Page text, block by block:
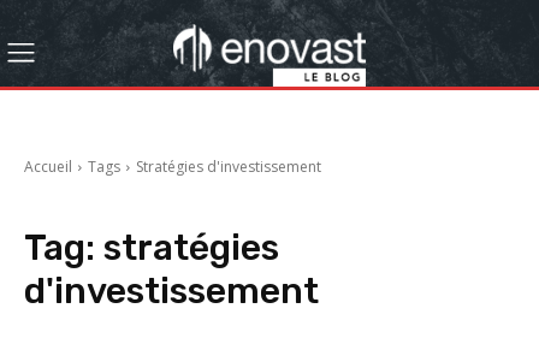
Accueil Tags Stratégies d'investissement
Tag: stratégies
d'investissement